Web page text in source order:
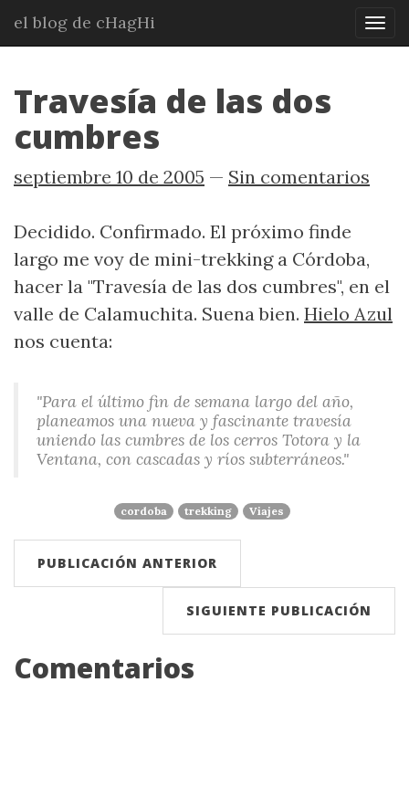
principal
el blog de cHagHi
Travesía de las dos
cumbres
septiembre 10 de 2005 Sin comentarios
Decidido. Confirmado. El próximo finde
largo me voy de mini-trekking a Córdoba,
hacer la "Travesía de las dos cumbres", en el
valle de Calamuchita. Suena bien. Hielo Azul
nos cuenta:
"Para el último fin de semana largo del año,
planeamos una nueva y fascinante travesía
uniendo las cumbres de los cerros Totora y la
Ventana, con cascadas y ríos subterráneos."
cordoba trekking Viajes
PUBLICACIÓN ANTERIOR
SIGUIENTE PUBLICACIÓN
Comentarios